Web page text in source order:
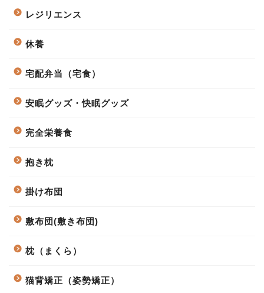
レジリエンス
休養
宅配弁当（宅食）
安眠グッズ・快眠グッズ
完全栄養食
抱き枕
掛け布団
敷布団(敷き布団)
枕（まくら）
猫背矯正（姿勢矯正）